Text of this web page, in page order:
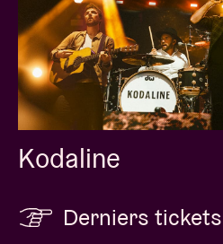
Kodaline
Derniers tickets